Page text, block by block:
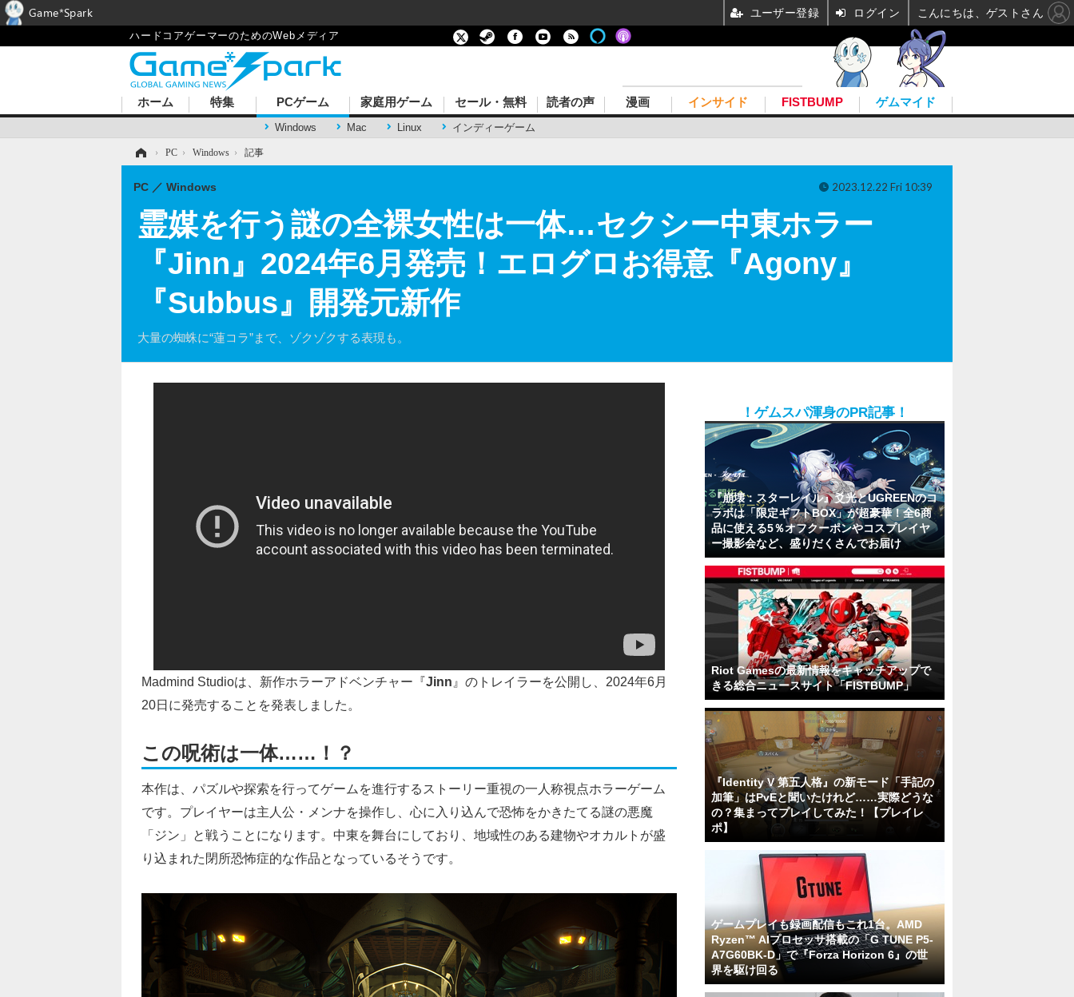
ハードコアゲーマーのためのWebメディア
ホーム 特集 PCゲーム
Windows Mac Linux インディーゲーム
家庭用ゲーム セール・無料 読者の声 漫画 インサイド FISTBUMP ゲムマイド
› PC › Windows › 記事
霊媒を行う謎の全裸女性は一体…セクシー中東ホラー
『Jinn』2024年6月発売！エログロお得意『Agony』
『Subbus』開発元新作
大量の蜘蛛に“蓮コラ”まで、ゾクゾクする表現も。
PC Windows 2023.12.22 Fri 10:39
Madmind Studioは、新作ホラーアドベンチャー『Jinn 』のトレイラーを公開し、2024年6月
20日に発売することを発表しました。
この呪術は一体……！？
本作は、パズルや探索を行ってゲームを進行するストーリー重視の一人称視点ホラーゲーム
です。プレイヤーは主人公・メンナを操作し、心に入り込んで恐怖をかきたてる謎の悪魔
「ジン」と戦うことになります。中東を舞台にしており、地域性のある建物やオカルトが盛
り込まれた閉所恐怖症的な作品となっているそうです。
！ゲムスパ渾身のPR記事！
『崩壊：スターレイル』爻光とUGREENのコ
ラボは「限定ギフトBOX」が超豪華！全6商
品に使える5％オフクーポンやコスプレイヤ
ー撮影会など、盛りだくさんでお届け
Riot Gamesの最新情報をキャッチアップで
きる総合ニュースサイト「FISTBUMP」
『Identity V 第五人格』の新モード「手記の
加筆」はPvEと聞いたけれど……実際どうな
の？集まってプレイしてみた！【プレイレ
ポ】
ゲームプレイも録画配信もこれ1台。AMD
Ryzen™ AIプロセッサ搭載の「G TUNE P5-
A7G60BK-D」で『Forza Horizon 6』の世
界を駆け回る
Game*Spark ユーザー登録 ログイン こんにちは、ゲストさん